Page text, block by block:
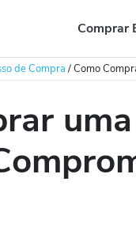
Comprar
de Compra/Como